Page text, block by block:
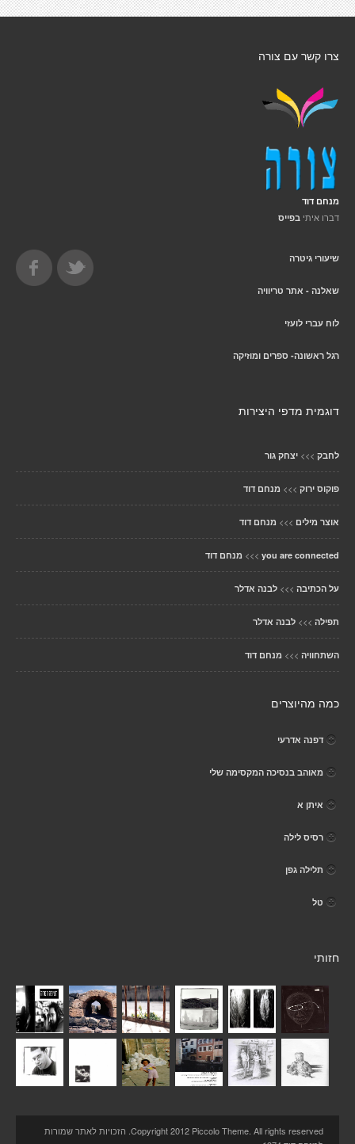
צרו קשר עם צורה
מנחם דוד
דברו איתי בפייס
שיעורי גיטרה
שאלנה - אתר טריוויה
לוח עברי לועזי
רגל ראשונה- ספרים ומוזיקה
דוגמית מדפי היצירות
לחבק >>> יצחק גור
פוקוס ירוק >>> מנחם דוד
אוצר מילים >>> מנחם דוד
you are connected
>>> מנחם דוד
על הכתיבה >>> לבנה אדלר
תפילה >>> לבנה אדלר
השתחוויה >>> מנחם דוד
כמה מהיוצרים
דפנה אדרעי
מאוהב בנסיכה המקסימה שלי
איתן א
רסיס לילה
תלילה גפן
טל
חזותי
Copyright 2012 Piccolo Theme. All rights reserved. הזכויות לאתר שמורות